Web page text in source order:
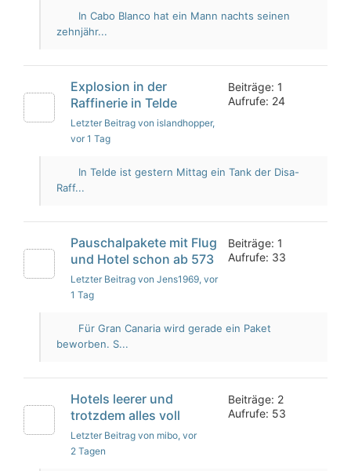
In Cabo Blanco hat ein Mann nachts seinen
zehnjähr...
Explosion in der
Raffinerie in Telde
Letzter Beitrag von islandhopper,
vor 1 Tag
Beiträge: 1
Aufrufe: 24
In Telde ist gestern Mittag ein Tank der Disa-
Raff...
Pauschalpakete mit Flug
und Hotel schon ab 573
Letzter Beitrag von Jens1969, vor
1 Tag
Beiträge: 1
Aufrufe: 33
Für Gran Canaria wird gerade ein Paket
beworben. S...
Hotels leerer und
trotzdem alles voll
Letzter Beitrag von mibo, vor
2 Tagen
Beiträge: 2
Aufrufe: 53